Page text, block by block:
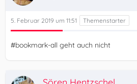
5. Februar 2019 um 11:51
#bookmark-all geht auch nicht